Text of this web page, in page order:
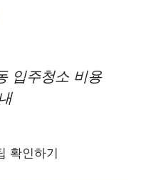
입주청소 비용
확인하기